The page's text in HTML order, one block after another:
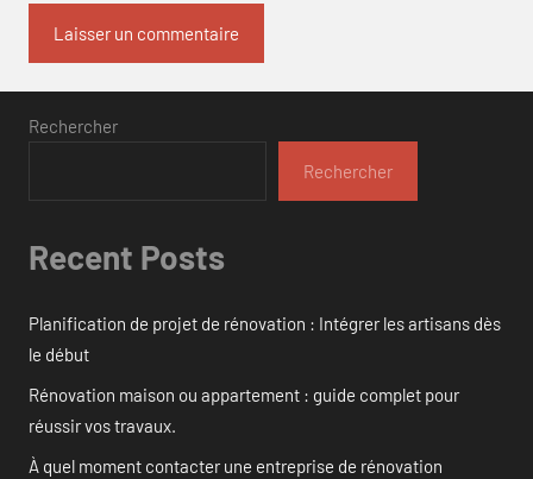
Rechercher
Rechercher
Recent Posts
Planification de projet de rénovation : Intégrer les artisans dès
le début
Rénovation maison ou appartement : guide complet pour
réussir vos travaux.
À quel moment contacter une entreprise de rénovation